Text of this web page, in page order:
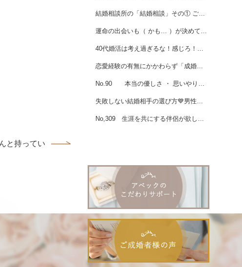
と持っていますか？...
結婚相談所の「結婚相談」その① ご成婚者から学ぶ！！
運命の出会いも（ かも… ）が決めている♡
40代婚活は考え過ぎるな！感じろ！！女性会員様ご成婚❤️
恋愛経験の有無にかかわらず「成婚が早い人」の共通点💙男性会員様ご成婚
No.90 本当の優しさ ・ 思いやりは、お相手を何より一番大切に想う気持ちから♪♪♪
失敗しない結婚相手の選び方💙男性会員様ご成婚
No,309 生涯を共にする伴侶が欲しい♪女性会員様ご成婚